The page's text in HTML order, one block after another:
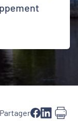
Partager